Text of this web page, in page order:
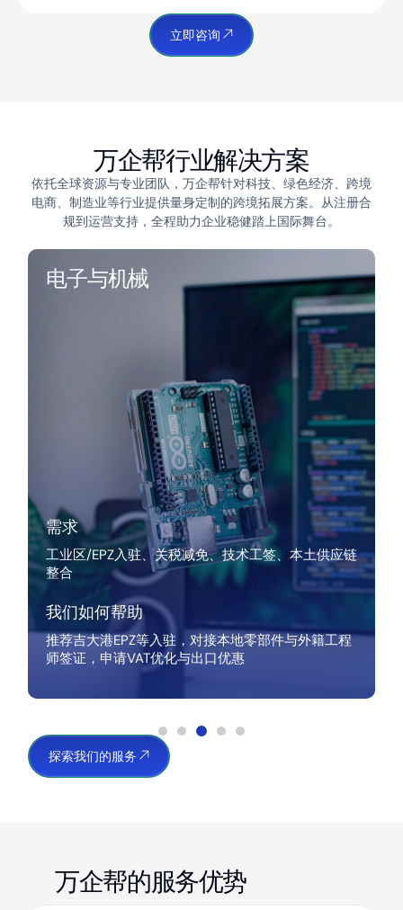
立即咨询
万企帮行业解决方案
依托全球资源与专业团队，万企帮针对科技、绿色经济、跨境
电商、制造业等行业提供量身定制的跨境拓展方案。从注册合
规到运营支持，全程助力企业稳健踏上国际舞台。
电子与机械
需求
工业区/EPZ入驻、关税减免、技术工签、本土供应链
整合
我们如何帮助
推荐吉大港EPZ等入驻，对接本地零部件与外籍工程
师签证，申请VAT优化与出口优惠
探索我们的服务
万企帮的服务优势